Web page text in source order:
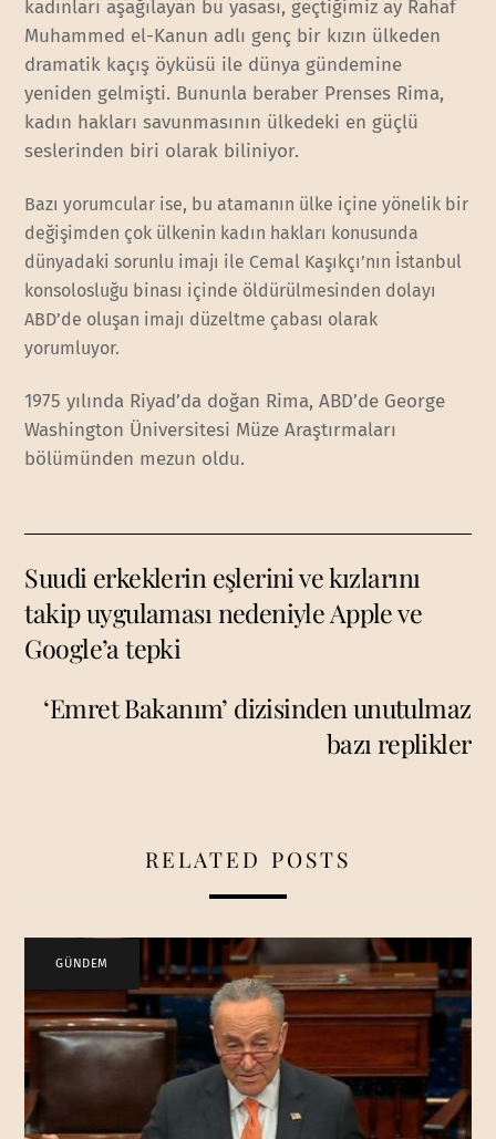
kadınları aşağılayan bu yasası, geçtiğimiz ay Rahaf
Muhammed el-Kanun adlı genç bir kızın ülkeden
dramatik kaçış öyküsü ile dünya gündemine
yeniden gelmişti. Bununla beraber Prenses Rima,
kadın hakları savunmasının ülkedeki en güçlü
seslerinden biri olarak biliniyor.
Bazı yorumcular ise, bu atamanın ülke içine yönelik bir
değişimden çok ülkenin kadın hakları konusunda
dünyadaki sorunlu imajı ile Cemal Kaşıkçı’nın İstanbul
konsolosluğu binası içinde öldürülmesinden dolayı
ABD’de oluşan imajı düzeltme çabası olarak
yorumluyor.
1975 yılında Riyad’da doğan Rima, ABD’de George
Washington Üniversitesi Müze Araştırmaları
bölümünden mezun oldu.
Suudi erkeklerin eşlerini ve kızlarını
takip uygulaması nedeniyle Apple ve
Google’a tepki
‘Emret Bakanım’ dizisinden unutulmaz
bazı replikler
RELATED POSTS
GÜNDEM